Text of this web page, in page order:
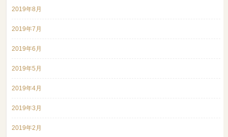
2019年8月
2019年7月
2019年6月
2019年5月
2019年4月
2019年3月
2019年2月